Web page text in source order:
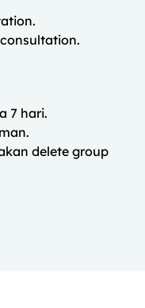
7 hari.
delete group